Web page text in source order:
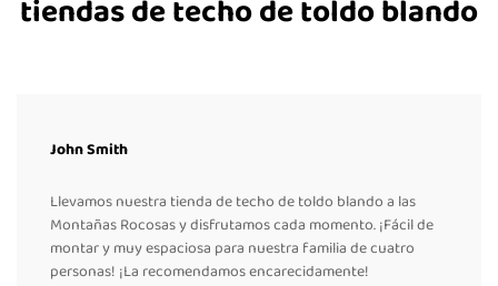
tiendas de techo de toldo blando
John Smith
Llevamos nuestra tienda de techo de toldo blando a las
Montañas Rocosas y disfrutamos cada momento. ¡Fácil de
montar y muy espaciosa para nuestra familia de cuatro
personas! ¡La recomendamos encarecidamente!